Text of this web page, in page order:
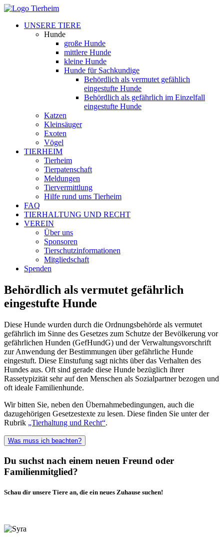
UNSERE TIERE
Hunde
große Hunde
mittlere Hunde
kleine Hunde
Hunde für Sachkundige
Behördlich als vermutet gefählich
eingestufte Hunde
Behördlich als gefährlich im Einzelfall
eingestufte Hunde
Katzen
Kleinsäuger
Exoten
Vögel
TIERHEIM
Tierheim
Tierpatenschaft
Meldungen
Tiervermittlung
Hilfe rund ums Tierheim
FAQ
TIERHALTUNG UND RECHT
VEREIN
Über uns
Sponsoren
Tierschutzinformationen
Mitgliedschaft
Spenden
Behördlich als vermutet gefährlich
eingestufte Hunde
Diese Hunde wurden durch die Ordnungsbehörde als vermutet
gefährlich im Sinne des Gesetzes zum Schutze der Bevölkerung vor
gefährlichen Hunden (GefHundG) und der Verwaltungsvorschrift
zur Anwendung der Bestimmungen über gefährliche Hunde
eingestuft. Diese Einstufung sagt nichts über das Verhalten des
Hundes aus. Oft sind gerade diese Hunde bezüglich ihrer
Rassetypizität sehr auf den Menschen als Sozialpartner bezogen und
oft ideale Familienhunde.
Wir bitten Sie, neben den Übernahmebedingungen, auch die
dazugehörigen Gesetzestexte zu lesen. Diese finden Sie unter der
Rubrik „Tierhaltung und Recht“.
Was muss ich beachten?
Du suchst nach einem neuen Freund oder
Familienmitglied?
Schau dir unsere Tiere an, die ein neues Zuhause suchen!